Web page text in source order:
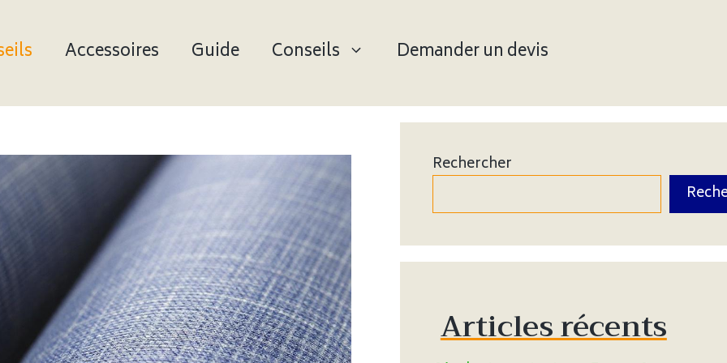
Accessoires Guide Conseils Demander un devis
Rechercher
Articles récents